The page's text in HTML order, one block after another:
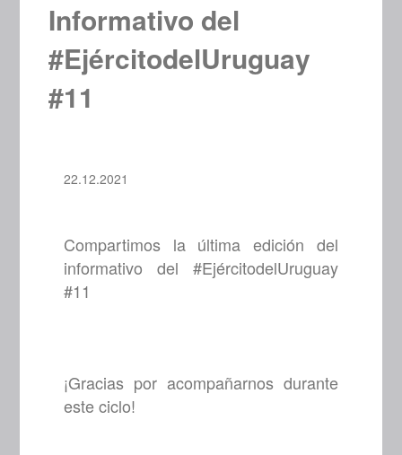
Informativo del
#EjércitodelUruguay
#11
22.12.2021
Compartimos la última edición del
informativo del #EjércitodelUruguay
#11
¡Gracias por acompañarnos durante
este ciclo!